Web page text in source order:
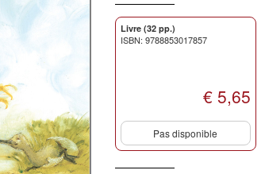
Livre (32 pp.)
ISBN: 9788853017857
€ 5,65
Pas disponible